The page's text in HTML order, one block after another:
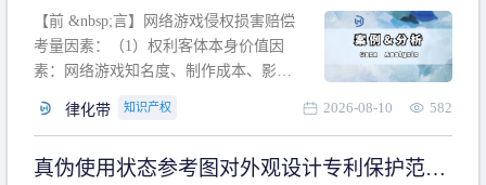
作狭义解释，一般情况下，只要依法享
有的、在本专利申请日之
【前 &nbsp;言】网络游戏侵权损害赔偿
考量因素：（1）权利客体本身价值因
素：网络游戏知名度、制作成本、影响
利角度因素：被诉侵权游戏销售数量、
人数、活跃人数、市场占用率；（3）被
律化带 知识产权 2026-08-10 582
真伪使用状态参考图对外观设计专利保护范围